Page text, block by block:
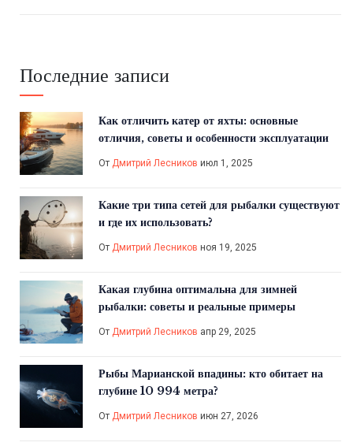
Последние записи
Как отличить катер от яхты: основные
отличия, советы и особенности эксплуатации
От Дмитрий Лесников июл 1, 2025
Какие три типа сетей для рыбалки существуют
и где их использовать?
От Дмитрий Лесников ноя 19, 2025
Какая глубина оптимальна для зимней
рыбалки: советы и реальные примеры
От Дмитрий Лесников апр 29, 2025
Рыбы Марианской впадины: кто обитает на
глубине 10 994 метра?
От Дмитрий Лесников июн 27, 2026